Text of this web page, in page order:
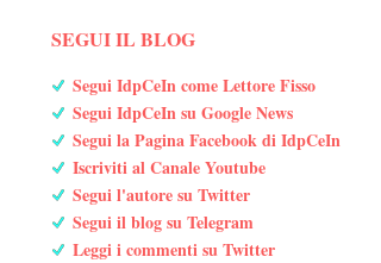
SEGUI IL BLOG
Segui IdpCeIn come Lettore Fisso
Segui IdpCeIn su Google News
Segui la Pagina Facebook di IdpCeIn
Iscriviti al Canale Youtube
Segui l'autore su Twitter
Segui il blog su Telegram
Leggi i commenti su Twitter